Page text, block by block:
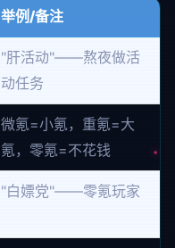
举例/备注
"肝活动"——熬夜做活
动任务
微氪=小氪，重氪=大
氪，零氪=不花钱
"白嫖党"——零氪玩家